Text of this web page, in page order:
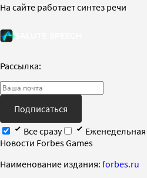
На сайте работает синтез речи
Рассылка:
Подписаться
Все сразу
Еженедельная
Новости Forbes Games
Наименование издания: forbes.ru